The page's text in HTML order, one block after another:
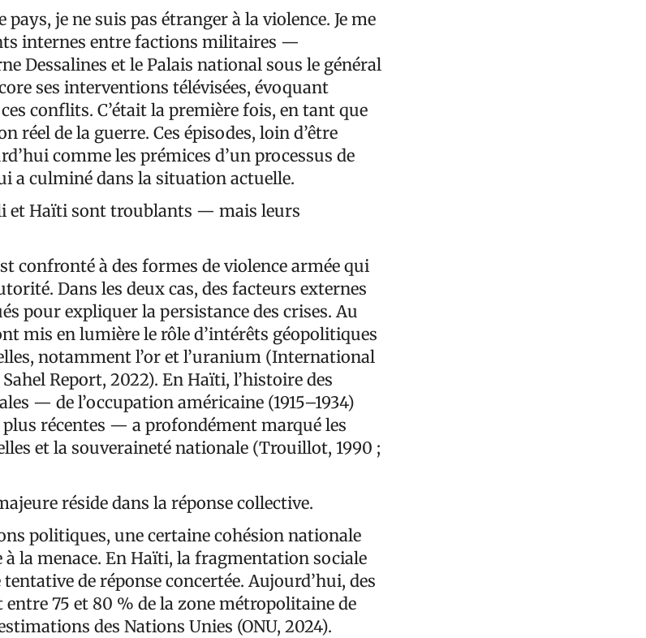
je ne suis pas étranger à la violence. Je me
internes entre factions militaires —
Dessalines et le Palais national sous le général
ses interventions télévisées, évoquant
ces conflits. C’était la première fois, en tant que
réel de la guerre. Ces épisodes, loin d’être
comme les prémices d’un processus de
a culminé dans la situation actuelle.
et Haïti sont troublants — mais leurs
confronté à des formes de violence armée qui
Dans les deux cas, des facteurs externes
pour expliquer la persistance des crises. Au
mis en lumière le rôle d’intérêts géopolitiques
notamment l’or et l’uranium (International
Report, 2022). En Haïti, l’histoire des
— de l’occupation américaine (1915–1934)
récentes — a profondément marqué les
et la souveraineté nationale (Trouillot, 1990 ;
réside dans la réponse collective.
politiques, une certaine cohésion nationale
à la menace. En Haïti, la fragmentation sociale
de réponse concertée. Aujourd’hui, des
75 et 80 % de la zone métropolitaine de
des Nations Unies (ONU, 2024).